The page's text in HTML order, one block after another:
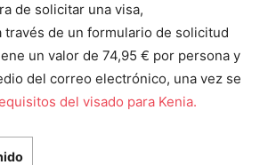
de solicitar una visa,
través de un formulario de solicitud
un valor de 74,95 € por persona y
del correo electrónico, una vez se
del visado para Kenia.